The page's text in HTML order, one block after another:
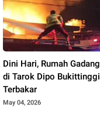
Dini Hari, Rumah Gadang
di Tarok Dipo Bukittinggi
Terbakar
May 04, 2026